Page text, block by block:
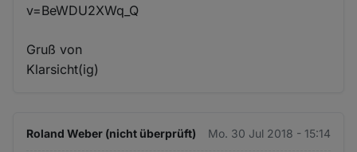
v=BeWDU2XWq_Q
Gruß von
Klarsicht(ig)
Roland Weber (nicht überprüft) Mo. 30 Jul 2018 - 15:14